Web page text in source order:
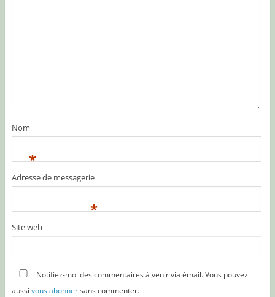
Nom
*
Adresse de messagerie
*
Site web
Notifiez-moi des commentaires à venir via émail. Vous pouvez
aussi vous abonnersans commenter.